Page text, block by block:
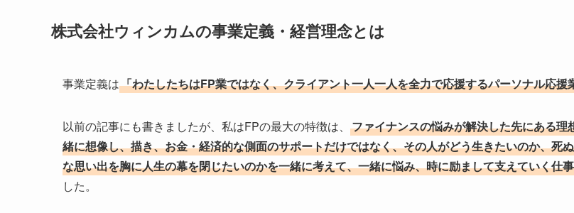
株式会社ウィンカムの事業定義・経営理念とは
事業定義は「わたしたちはFP業ではなく、クライアント一人一人を全力で応援するパーソナル応援
以前の記事にも書きましたが、私はFPの最大の特徴は、 ファイナンスの悩みが解決した先にある理
緒に想像し、描き、お金・経済的な側面のサポートだけではなく、その人がどう生きたいのか、死
な思い出を胸に人生の幕を閉じたいのかを一緒に考えて、一緒に悩み、時に励まして支えていく仕事
した。